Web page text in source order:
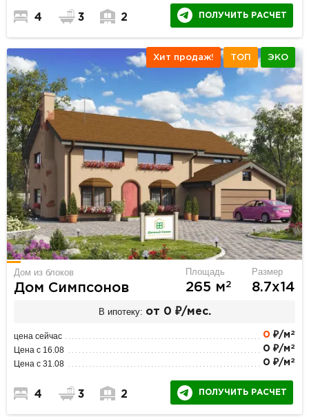
4 3 2 ПОЛУЧИТЬ РАСЧЕТ
Хит продаж! ТОП ЭКО
Дом из блоков
Дом Симпсонов
Площадь
265 м2
Размер
8.7х14
В ипотеку: от 0 ₽/мес.
цена сейчас 0 ₽/м 2
Цена с 16.08 0 ₽/м 2
Цена с 31.08 0 ₽/м 2
4 3 2 ПОЛУЧИТЬ РАСЧЕТ